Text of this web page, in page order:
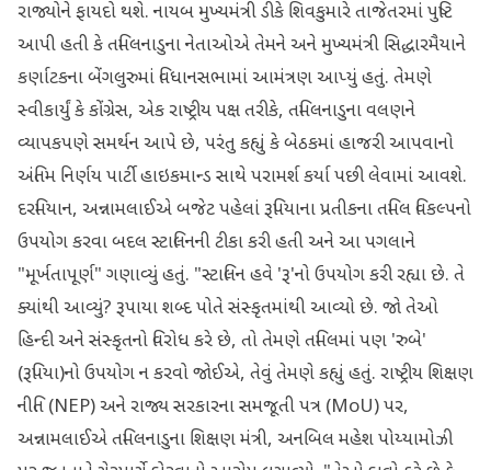
રાજ્યોને ફાયદો થશે. નાયબ મુખ્યમંત્રી ડીકે શિવકુમારે તાજેતરમાં પુષ્ટિ
આપી હતી કે તમિલનાડુના નેતાઓએ તેમને અને મુખ્યમંત્રી સિદ્ધારમૈયાને
કર્ણાટકના બેંગલુરુમાં વિધાનસભામાં આમંત્રણ આપ્યું હતું. તેમણે
સ્વીકાર્યું કે કોંગ્રેસ, એક રાષ્ટ્રીય પક્ષ તરીકે, તમિલનાડુના વલણને
વ્યાપકપણે સમર્થન આપે છે, પરંતુ કહ્યું કે બેઠકમાં હાજરી આપવાનો
અંતિમ નિર્ણય પાર્ટી હાઇકમાન્ડ સાથે પરામર્શ કર્યા પછી લેવામાં આવશે.
દરમિયાન, અન્નામલાઈએ બજેટ પહેલાં રૂપિયાના પ્રતીકના તમિલ વિકલ્પનો
ઉપયોગ કરવા બદલ સ્ટાલિનની ટીકા કરી હતી અને આ પગલાને
"મૂર્ખતાપૂર્ણ" ગણાવ્યું હતું. "સ્ટાલિન હવે 'રૂ'નો ઉપયોગ કરી રહ્યા છે. તે
ક્યાંથી આવ્યું? રૂપાયા શબ્દ પોતે સંસ્કૃતમાંથી આવ્યો છે. જો તેઓ
હિન્દી અને સંસ્કૃતનો વિરોધ કરે છે, તો તેમણે તમિલમાં પણ 'રુબે'
(રૂપિયા)નો ઉપયોગ ન કરવો જોઈએ, તેવું તેમણે કહ્યું હતું. રાષ્ટ્રીય શિક્ષણ
નીતિ (NEP) અને રાજ્ય સરકારના સમજૂતી પત્ર (MoU) પર,
અન્નામલાઈએ તમિલનાડુના શિક્ષણ મંત્રી, અનબિલ મહેશ પોય્યામોઝી